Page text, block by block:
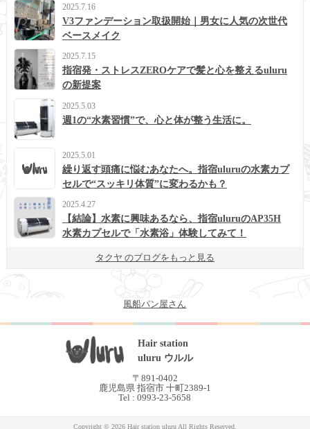
2025.7.16
V3ファンデーション取扱開始｜男女に人気の次世代
ベースメイク
2025.7.15
指宿発・ストレスZEROケアで髪と心を整えるuluru
の新提案
2025.5.03
週1の“水素習慣”で、心と体が整う生活に。
2025.5.01
繰り返す頭痛に悩むあなたへ。指宿uluruの水素カプ
セルで“スッキリ体質”に変わるかも？
2025.4.27
【結論】水素に興味あるなら、指宿uluruのAP35H
水素カプセルで「水素浴」体験してみて！
タクヤ のブログをもっと見る
風船パン屋さん
Hair station
uluru ウルル
〒891-0402
鹿児島県 指宿市 十町2389-1
Tel : 0993-23-5658
Copyright © 2026 Hair station uluru All Rights Reserved.